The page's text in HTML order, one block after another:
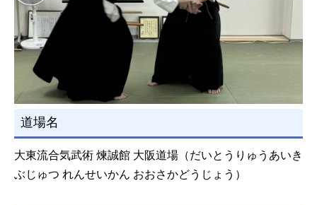
道場名
大東流合気武術 煉誠館 大阪道場（だいとうりゅうあいき
ぶじゅつ れんせいかん おおさかどうじょう）